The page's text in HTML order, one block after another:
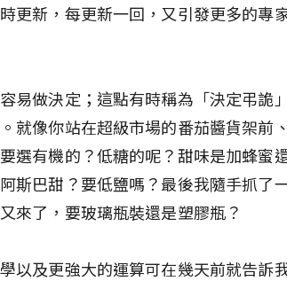
更新，每更新一回，又引發更多的專
易做決定；這點有時稱為「決定弔詭
就像你站在超級市場的番茄醬貨架前
選有機的？低糖的呢？甜味是加蜂蜜
斯巴甜？要低鹽嗎？最後我隨手抓了
來了，要玻璃瓶裝還是塑膠瓶？
以及更強大的運算可在幾天前就告訴